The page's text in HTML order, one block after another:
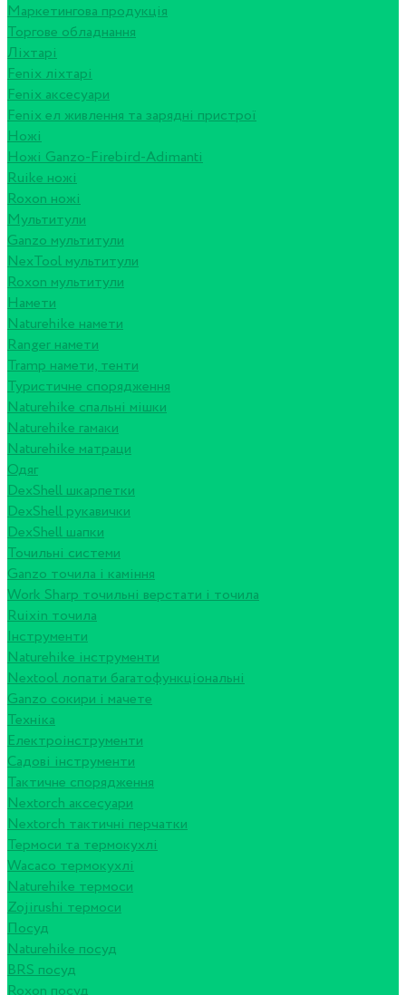
Маркетингова продукція
Торгове обладнання
Ліхтарі
Fenix ліхтарі
Fenix аксесуари
Fenix ел живлення та зарядні пристрої
Ножі
Ножі Ganzo-Firebird-Adimanti
Ruike ножі
Roxon ножi
Мультитули
Ganzo мультитули
NexTool мультитули
Roxon мультитули
Намети
Naturehike намети
Ranger намети
Tramp намети, тенти
Туристичне спорядження
Naturehike спальні мішки
Naturehike гамаки
Naturehike матраци
Одяг
DexShell шкарпетки
DexShell рукавички
DexShell шапки
Точильні системи
Ganzo точила і каміння
Work Sharp точильні верстати і точила
Ruixin точила
Інструменти
Naturehike інструменти
Nextool лопати багатофункціональні
Ganzo сокири і мачете
Техніка
Електроінструменти
Садові інструменти
Тактичне спорядження
Nextorch аксесуари
Nextorch тактичні перчатки
Термоси та термокухлі
Wacaco термокухлі
Naturehike термоси
Zojirushi термоси
Посуд
Naturehike посуд
BRS посуд